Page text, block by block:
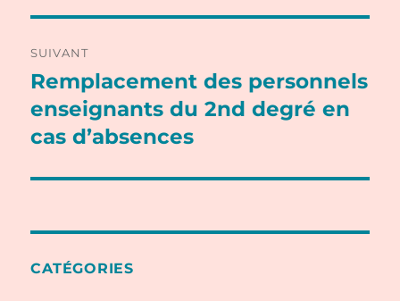
SUIVANT
Publication
suivante :
Remplacement des personnels
enseignants du 2nd degré en
cas d’absences
CATÉGORIES